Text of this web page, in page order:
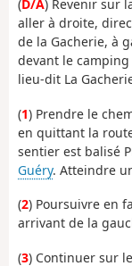
(D/A) Revenir sur
aller à droite,
de la Gacherie, à
devant le
lieu-dit La
(1) Prendre le
en quittant la
sentier est balisé
Guéry. Atteindre
(2) Poursuivre en
arrivant de la
(3) Continuer sur